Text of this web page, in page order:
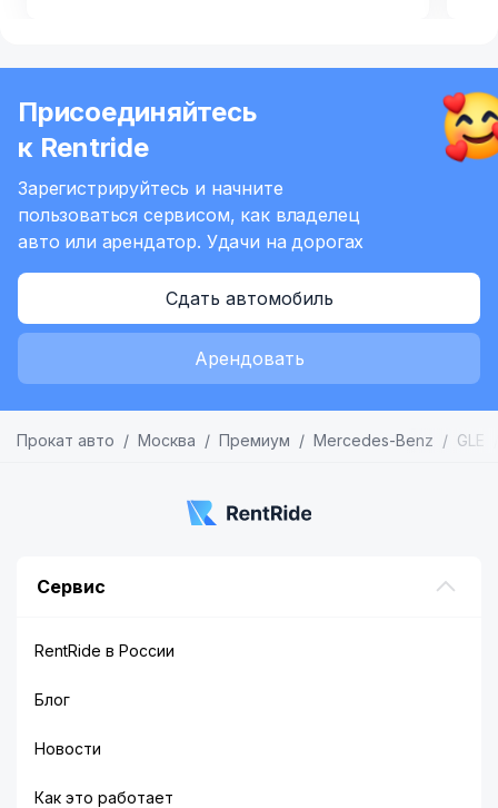
4
Присоединяйтесь
к Rentride
Зарегистрируйтесь и начните
пользоваться сервисом, как владелец
авто или арендатор. Удачи на дорогах
Сдать автомобиль
Арендовать
Прокат авто Москва Премиум Mercedes-Benz GLE
Сервис
RentRide в России
Блог
Новости
Как это работает